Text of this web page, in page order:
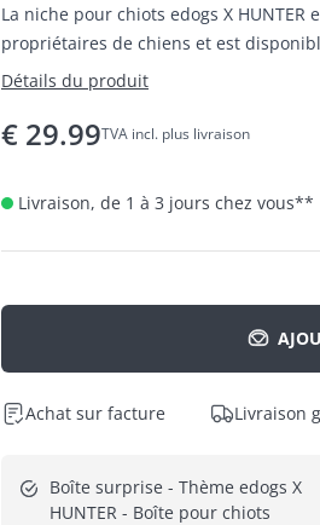
La niche pour chiots edogs X
propriétaires de chiens et est
en ligne.
Détails du produit
€ 29.99TVA incl. plus livraison
Livraison, de 1 à 3 jours chez vous**
Achat sur facture Livraison
Boîte surprise - Thème edogs X
HUNTER - Boîte pour chiots